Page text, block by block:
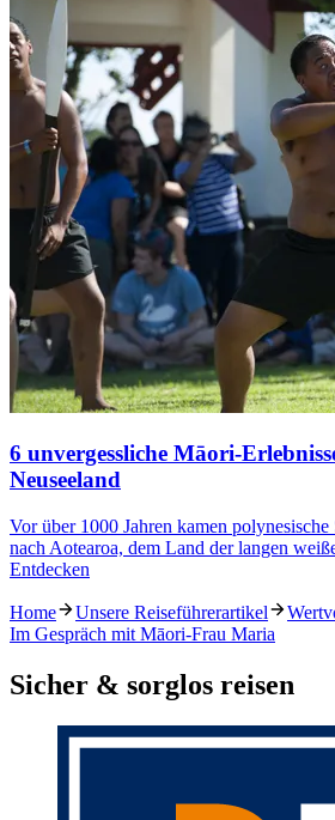
6 unvergessliche Māori-
Neuseeland
Vor über 1000 Jahren kamen polynesische
nach Aotearoa, dem Land der langen
Entdecken
Home Unsere Reiseführerartikel
Im Gespräch mit Māori-Frau Maria
Sicher & sorglos reisen